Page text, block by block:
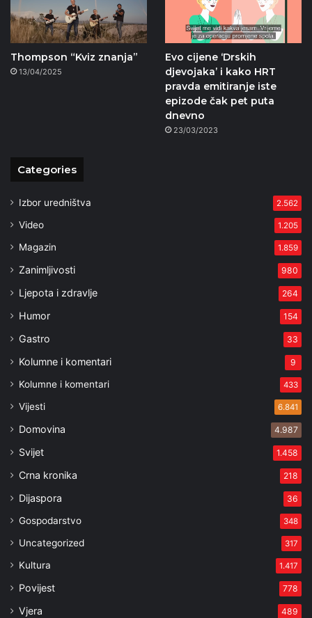
Thompson “Kviz znanja”
13/04/2025
Evo cijene ‘Drskih
djevojaka’ i kako HRT
pravda emitiranje iste
epizode čak pet puta
dnevno
23/03/2023
Categories
Izbor uredništva 2.562
Video 1.205
Magazin 1.859
Zanimljivosti 980
Ljepota i zdravlje 264
Humor 154
Gastro 33
Kolumne i komentari 9
Kolumne i komentari 433
Vijesti 6.841
Domovina 4.987
Svijet 1.458
Crna kronika 218
Dijaspora 36
Gospodarstvo 348
Uncategorized 317
Kultura 1.417
Povijest 778
Vjera 489